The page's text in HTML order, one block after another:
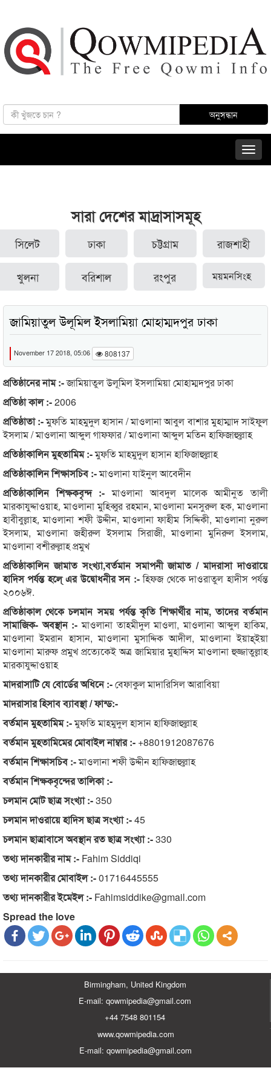
সারা দেশের মাদ্রাসাসমূহ
সিলেট ঢাকা চট্টগ্রাম রাজশাহী
খুলনা বরিশাল রংপুর ময়মনসিংহ
জামিয়াতুল উলূমিল ইসলামিয়া মোহাম্মদপুর ঢাকা
November 17 2018, 05:06 808137
প্রতিষ্ঠানের নাম :-জামিয়াতুল উলূমিল ইসলামিয়া মোহাম্মদপুর ঢাকা
প্রতিষ্ঠা কাল :-2006
প্রতিষ্ঠাতা :-মুফতি মাহমুদুল হাসান / মাওলানা আবুল বাশার মুহাম্মাদ সাইফুল
ইসলাম / মাওলানা আব্দুল গাফফার / মাওলানা আব্দুল মতিন হাফিজাহুল্লাহ
প্রতিষ্ঠাকালিন মুহতামিম :-মুফতি মাহমুদুল হাসান হাফিজাহুল্লাহ
প্রতিষ্ঠাকালিন শিক্ষাসচিব :-মাওলানা যাইনুল আবেদীন
প্রতিষ্ঠাকালিন শিক্ষকবৃন্দ :-মাওলানা আবদুল মালেক আমীনুত তালী
মারকাযুদ্দাওয়াহ, মাওলানা মুহিব্বুর রহমান, মাওলানা মনসুরুল হক, মাওলানা
হাবীবুল্লাহ, মাওলানা শফী উদ্দীন, মাওলানা ফাহীম সিদ্দিকী, মাওলানা নুরুল
ইসলাম, মাওলানা জহীরুল ইসলাম সিরাজী, মাওলানা মুনিরুল ইসলাম,
মাওলানা বশীরুল্লাহ প্রমুখ
প্রতিষ্ঠাকালিন জামাত সংখ্যা,বর্তমান সমাপনী জামাত / মাদরাসা দাওরায়ে
হাদিস পর্যন্ত হলে্ এর উদ্বোধনীর সন :-হিফজ থেকে দাওরাতুল হাদীস পর্যন্ত
২০০৬ঈ.
প্রতিষ্ঠাকাল থেকে চলমান সময় পর্যন্ত কৃতি শিক্ষার্থীর নাম, তাদের বর্তমান
সামাজিক- অবস্থান :-মাওলানা তাহমীদুল মাওলা, মাওলানা আব্দুল হাকিম,
মাওলানা ইমরান হাসান, মাওলানা মুসাদ্দিক আদীল, মাওলানা ইয়াহ্ইয়া
মাওলানা মারুফ প্রমুখ প্রত্যেকেই অত্র জামিয়ার মুহাদ্দিস মাওলানা হুজ্জাতুল্লাহ
মারকাযুদ্দাওয়াহ
মাদরাসাটি যে বোর্ডের অধিনে :-বেফাকুল মাদারিসিল আরাবিয়া
মাদরাসার হিসাব ব্যাবস্থা / ফান্ড:-
বর্তমান মুহতামিম :-মুফতি মাহমুদুল হাসান হাফিজাহুল্লাহ
বর্তমান মুহতামিমের মোবাইল নাম্বার :- +8801912087676
বর্তমান শিক্ষাসচিব :-মাওলানা শফী উদ্দীন হাফিজাহুল্লাহ
বর্তমান শিক্ষকবৃন্দের তালিকা :-
চলমান মোট ছাত্র সংখ্যা :-350
চলমান দাওরায়ে হাদিস ছাত্র সংখ্যা :-45
চলমান ছাত্রাবাসে অবস্থান রত ছাত্র সংখ্যা :-330
তথ্য দানকারীর নাম :- Fahim Siddiqi
তথ্য দানকারীর মোবাইল :-01716445555
তথ্য দানকারীর ইমেইল :- Fahimsiddike@gmail.com
Spread the love
Birmingham, United Kingdom
E-mail: qowmipedia@gmail.com
+44 7548 801154
www.qowmipedia.com
E-mail: qowmipedia@gmail.com